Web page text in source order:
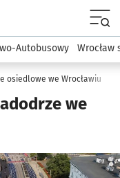
Autobusowy Wrocław
osiedlowe we Wrocławiu
we